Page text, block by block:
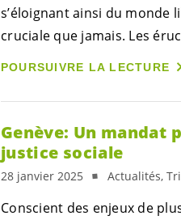
s’éloignant ainsi du monde
cruciale que jamais. Les
POURSUIVRE LA LECTURE
Genève: Un mandat
justice sociale
28 janvier 2025 Actualités,
Conscient des enjeux de